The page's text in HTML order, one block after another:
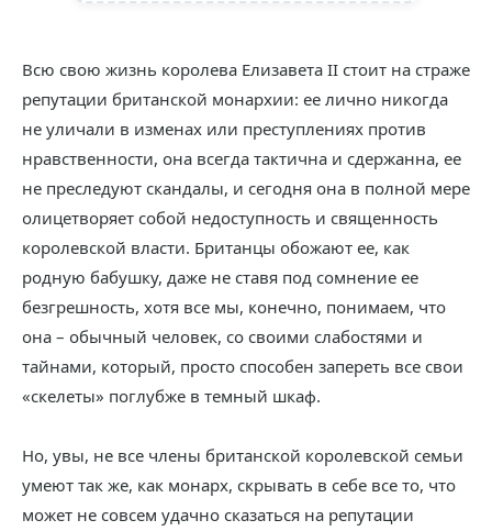
Всю свою жизнь королева Елизавета II стоит на страже
репутации британской монархии: ее лично никогда
не уличали в изменах или преступлениях против
нравственности, она всегда тактична и сдержанна, ее
не преследуют скандалы, и сегодня она в полной мере
олицетворяет собой недоступность и священность
королевской власти. Британцы обожают ее, как
родную бабушку, даже не ставя под сомнение ее
безгрешность, хотя все мы, конечно, понимаем, что
она – обычный человек, со своими слабостями и
тайнами, который, просто способен запереть все свои
«скелеты» поглубже в темный шкаф.
Но, увы, не все члены британской королевской семьи
умеют так же, как монарх, скрывать в себе все то, что
может не совсем удачно сказаться на репутации